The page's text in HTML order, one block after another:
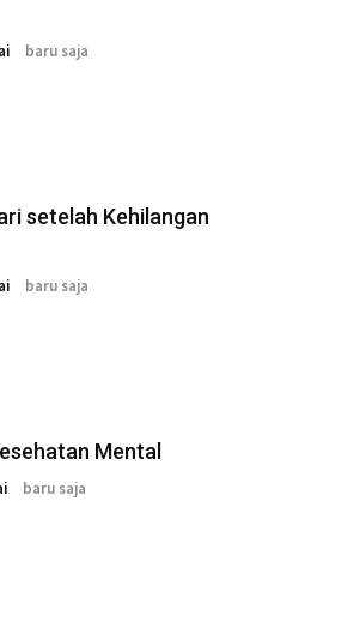
baru saja
setelah Kehilangan
baru saja
Mental
baru saja